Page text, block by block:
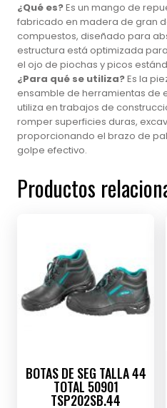
¿Qué es?Es un mango de
fabricado en madera de gran
compuestos, diseñado para
estructura está optimizada
el ojo de piochas y picos
¿Para qué se utiliza?Es la
ensamble de herramientas de
utiliza en trabajos de
romper superficies duras,
proporcionando el brazo de
golpe efectivo.
Productos
BOTAS DE SEG TALLA 44
TOTAL 50901
TSP202SB.44